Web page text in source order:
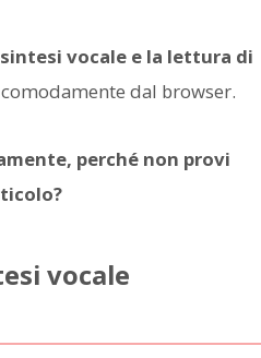
vocale e la lettura di
dal browser.
perché non provi
vocale